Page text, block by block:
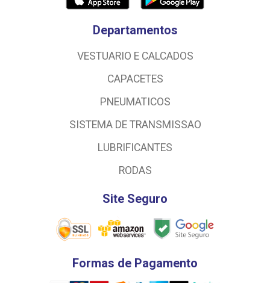
Departamentos
VESTUARIO E CALCADOS
CAPACETES
PNEUMATICOS
SISTEMA DE TRANSMISSAO
LUBRIFICANTES
RODAS
Site Seguro
Formas de Pagamento